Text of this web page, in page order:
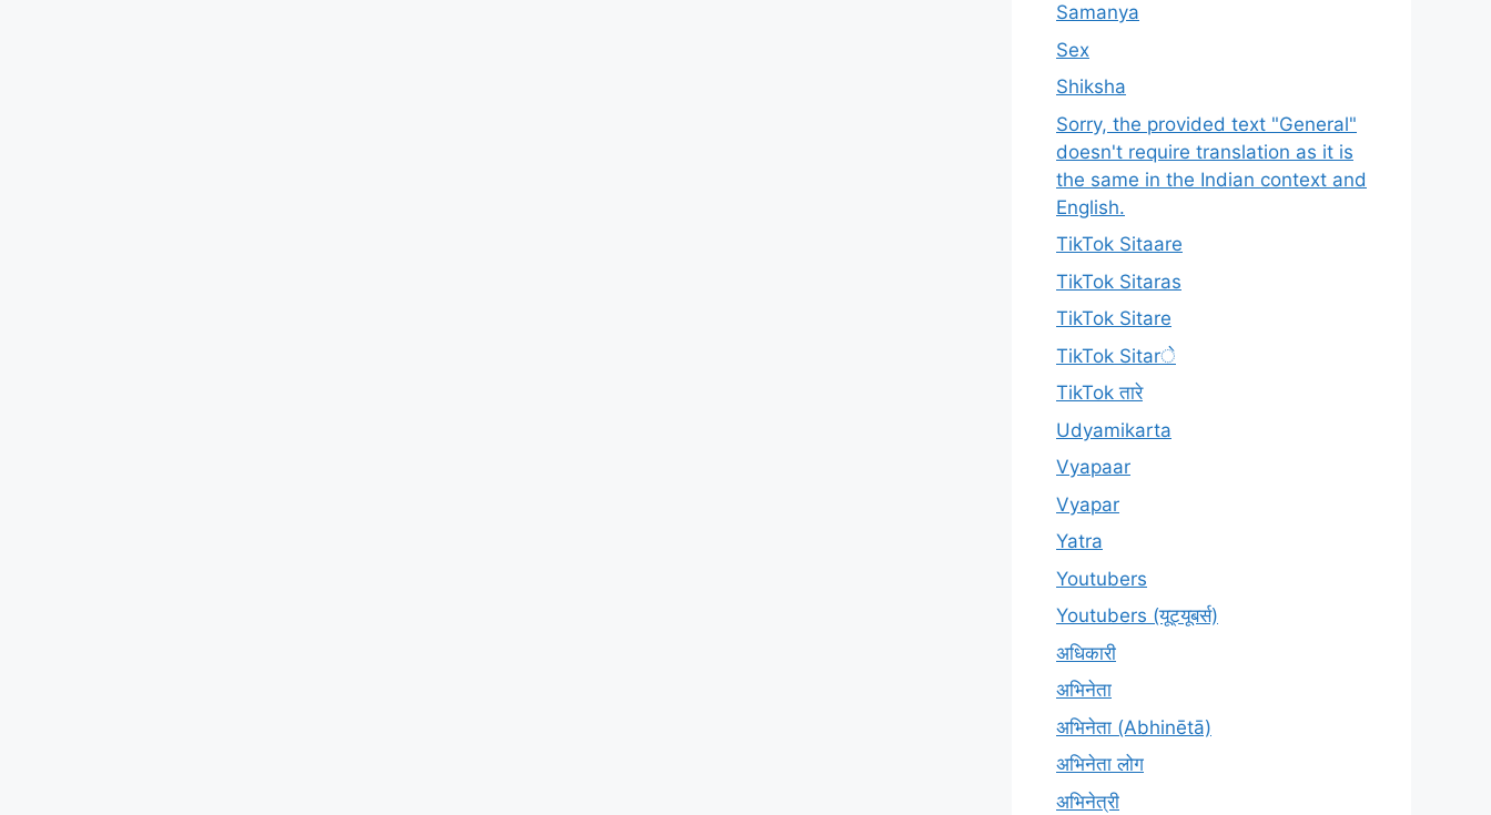
Samanya
Sex
Shiksha
Sorry, the provided text "General"
doesn't require translation as it is
the same in the Indian context and
English.
TikTok Sitaare
TikTok Sitaras
TikTok Sitare
TikTok Sitarे
TikTok तारे
Udyamikarta
Vyapaar
Vyapar
Yatra
Youtubers
Youtubers (यूट्यूबर्स)
अधिकारी
अभिनेता
अभिनेता (Abhinētā)
अभिनेता लोग
अभिनेत्री